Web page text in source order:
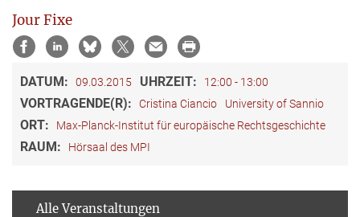
Jour Fixe
DATUM: 09.03.2015 UHRZEIT: 12:00 - 13:00
VORTRAGENDE(R): Cristina Ciancio University of Sannio
ORT: Max-Planck-Institut für europäische Rechtsgeschichte
RAUM: Hörsaal des MPI
Alle Veranstaltungen